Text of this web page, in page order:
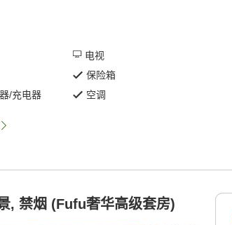
电视
保险箱
/充电器
空调
, 禁烟 (Fufu奢华高级套房)